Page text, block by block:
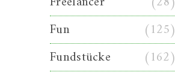
Fun
(125)
Fundstücke
(162)